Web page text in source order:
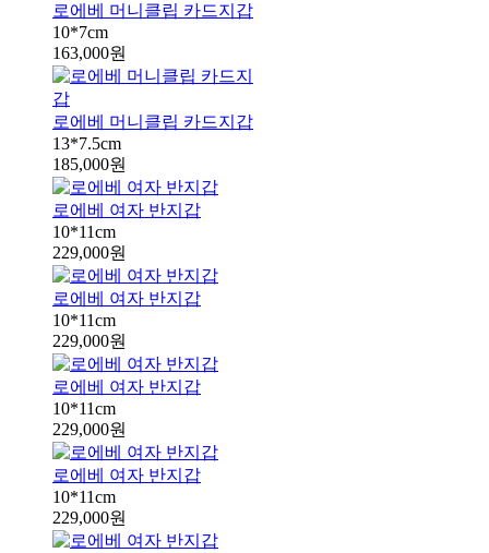
로에베 머니클립 카드지갑
10*7cm
163,000원
로에베 머니클립 카드지갑
13*7.5cm
185,000원
로에베 여자 반지갑
10*11cm
229,000원
로에베 여자 반지갑
10*11cm
229,000원
로에베 여자 반지갑
10*11cm
229,000원
로에베 여자 반지갑
10*11cm
229,000원